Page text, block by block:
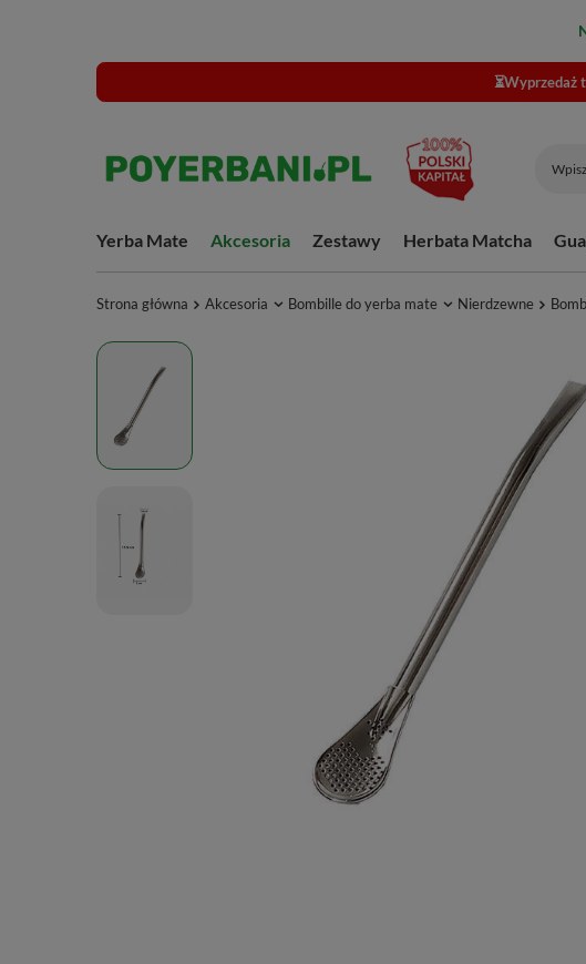
⏳Wyprzedaż
Yerba Mate Akcesoria Zestawy Herbata Matcha
Strona główna Akcesoria Bombille do yerba mate Nierdzewne